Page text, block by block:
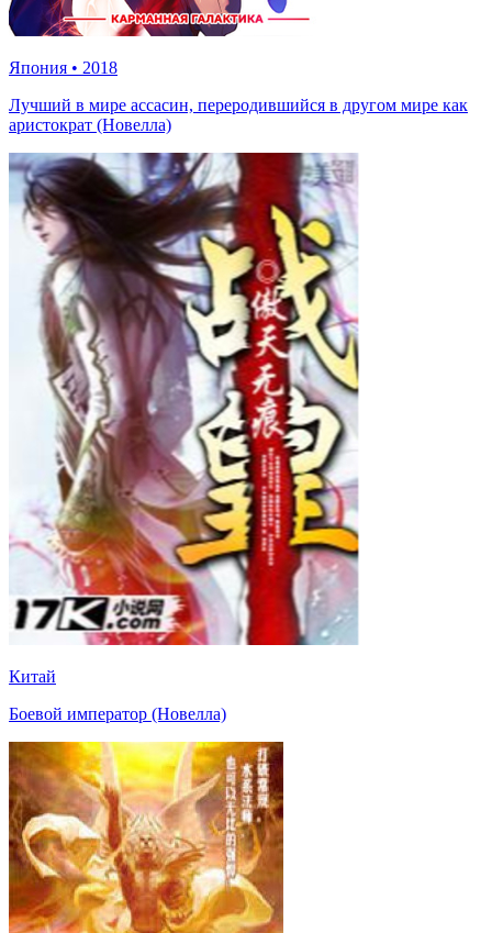
Япония • 2018
Лучший в мире ассасин, переродившийся в другом мире как
аристократ (Новелла)
Китай
Боевой император (Новелла)